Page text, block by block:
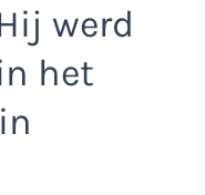
werd
het